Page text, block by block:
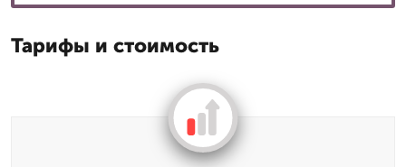
Тарифы и стоимость